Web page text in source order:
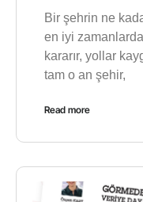
Bir şehrin ne
en iyi
kararır, yollar
tam o an şehir,
Read more